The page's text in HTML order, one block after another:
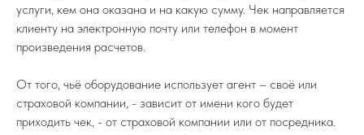
услуги, кем она оказана и на какую сумму. Чек направляется
клиенту на электронную почту или телефон в момент
произведения расчетов.
От того, чьё оборудование использует агент – своё или
страховой компании, - зависит от имени кого будет
приходить чек, - от страховой компании или от посредника.